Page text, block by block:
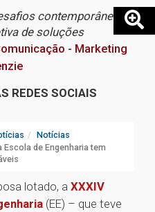
contemporâneos e
de soluções
- Marketing
REDES SOCIAIS
Notícias
de Engenharia tem
lotado, a XXXIV
(EE) – que teve